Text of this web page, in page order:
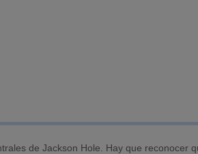
de Jackson Hole. Hay que reconocer